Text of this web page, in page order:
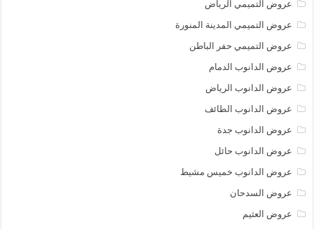
عروض التميمي الرياض
عروض التميمي المدينة المنورة
عروض التميمي حفر الباطن
عروض الدانوب الدمام
عروض الدانوب الرياض
عروض الدانوب الطائف
عروض الدانوب جدة
عروض الدانوب حائل
عروض الدانوب خميس مشيط
عروض السدحان
عروض العثيم